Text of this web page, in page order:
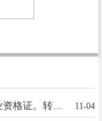
门诊招聘护士一名，要求有经验，有职业资格证。转正后缴纳三险，薪酬待遇面议。面试地址：伊春区东步行街德馨堂中心店二楼人力资源部。联系电话：3336692或18324651141冯女士18324651141 11-04